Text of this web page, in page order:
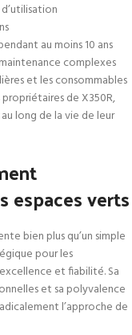
au moins 10 ans
complexes
et les consommables
de X350R,
long de la vie de leur
espaces verts
bien plus qu’un simple
pour les
et fiabilité. Sa
et sa polyvalence
l’approche de